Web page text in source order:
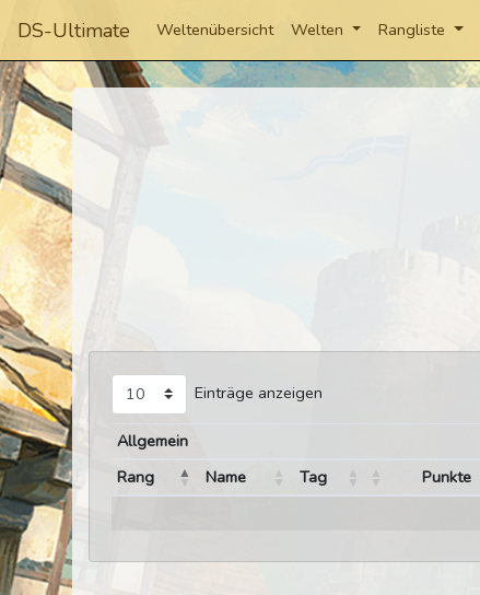
DS-Ultimate Weltenübersicht Welten Rangliste
Einträge anzeigen
Allgemein
Rang
Name Tag Punkte